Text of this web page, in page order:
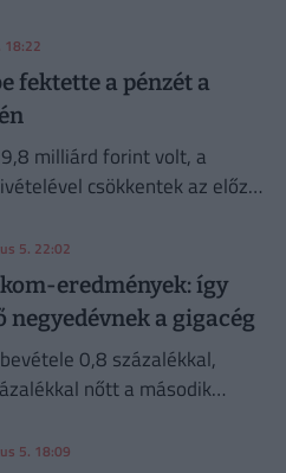
18:22
fektette a pénzét a
milliárd forint volt, a
csökkentek az előző
5. 22:02
eredmények: így
a gigacég
0,8 százalékkal,
nőtt a második
5. 18:09